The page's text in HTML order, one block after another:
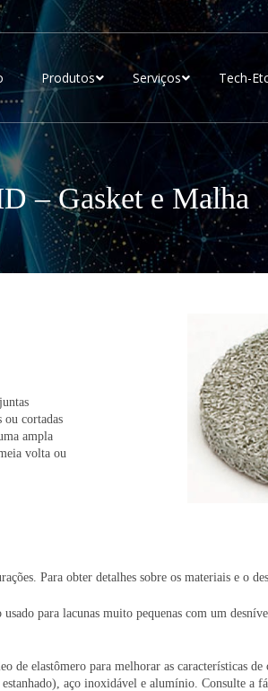
Produtos Serviços Tech-
– Gasket e Malha
ou cortadas
ampla
volta ou
Para obter detalhes sobre os materiais e o
para lacunas muito pequenas com um
elastômero para melhorar as características
aço inoxidável e alumínio. Consulte a